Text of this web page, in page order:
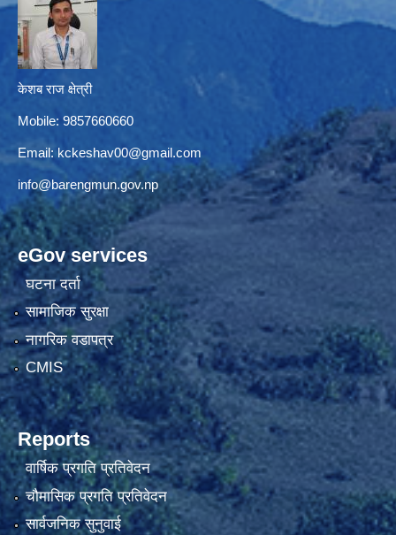
केशब राज क्षेत्री
Mobile: 9857660660
Email: kckeshav00@gmail.com
info@barengmun.gov.np
eGov services
घटना दर्ता
सामाजिक सुरक्षा
नागरिक वडापत्र
CMIS
Reports
वार्षिक प्रगति प्रतिवेदन
चौमासिक प्रगति प्रतिवेदन
सार्वजनिक सुनुवाई